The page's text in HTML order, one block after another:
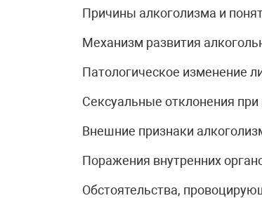
Причины алкоголизма и
Механизм развития
Патологическое изменение
Сексуальные отклонения при
Внешние признаки
Поражения внутренних
Обстоятельства,